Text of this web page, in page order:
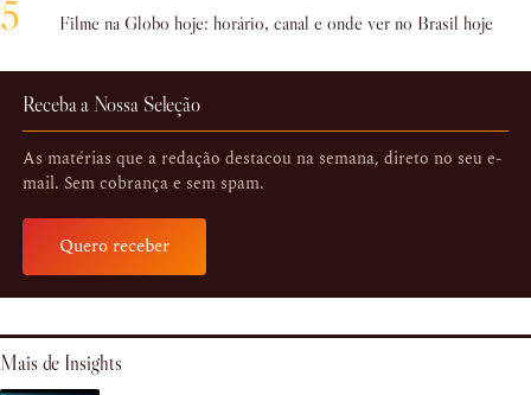
5 Filme na Globo hoje: horário, canal e onde ver no Brasil hoje
Receba a Nossa Seleção
As matérias que a redação destacou na semana, direto no seu e-
mail. Sem cobrança e sem spam.
Quero receber
Mais de Insights